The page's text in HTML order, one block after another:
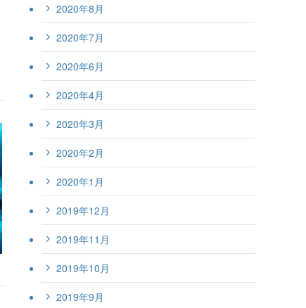
2020年8月
2020年7月
2020年6月
2020年4月
2020年3月
2020年2月
2020年1月
2019年12月
2019年11月
2019年10月
2019年9月